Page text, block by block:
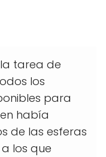
tarea de
los
para
había
de las esferas
los que